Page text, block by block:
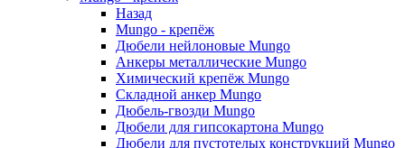
Назад
Mungo - крепёж
Дюбели нейлоновые Mungo
Анкеры металлические Mungo
Химический крепёж Mungo
Складной анкер Mungo
Дюбель-гвозди Mungo
Дюбели для гипсокартона Mungo
Дюбели для пустотелых конструкций Mungo